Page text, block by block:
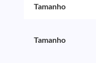
Tamanho
Tamanho